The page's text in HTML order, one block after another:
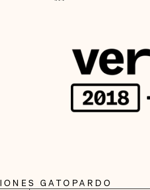
GATOPARDO